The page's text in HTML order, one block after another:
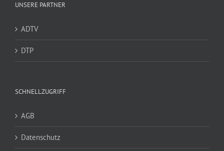
UNSERE PARTNER
ADTV
DTP
SCHNELLZUGRIFF
AGB
Datenschutz